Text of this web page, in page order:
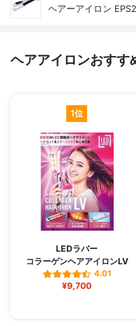
ヘアーアイロン
ヘアアイロンおすす
1位
LEDラバー
コラーゲンヘアアイロンLV
4.01
¥9,700